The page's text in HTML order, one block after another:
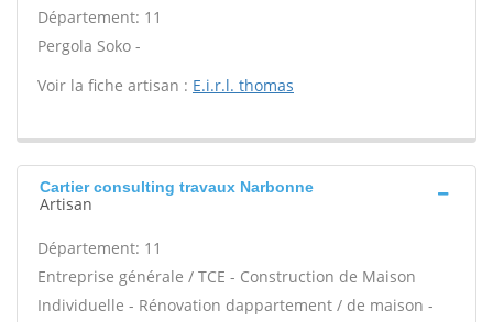
Département: 11
Pergola Soko -
Voir la fiche artisan : E.i.r.l. thomas
Cartier consulting travaux Narbonne
Artisan
Département: 11
Entreprise générale / TCE - Construction de Maison
Individuelle - Rénovation dappartement / de maison -